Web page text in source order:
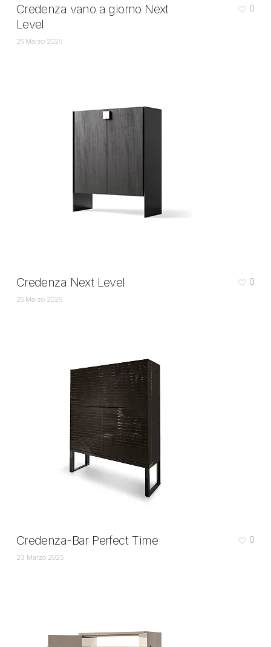
Credenza vano a giorno Next
Level
26 Marzo 2025
0
Credenza Next Level
26 Marzo 2025
0
Credenza-Bar Perfect Time
23 Marzo 2025
0